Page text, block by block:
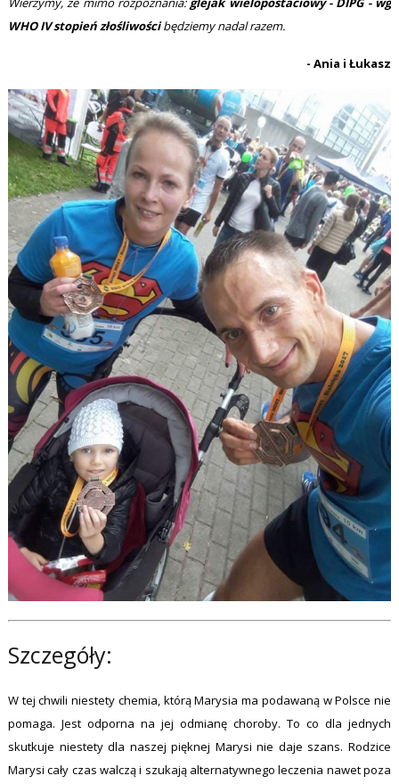
WHO IV stopień złośliwościbędziemy nadal razem.
- Ania i Łukasz
Szczegóły:
W tej chwili niestety chemia, którą Marysia ma podawaną w Polsce nie
pomaga. Jest odporna na jej odmianę choroby. To co dla jednych
skutkuje niestety dla naszej pięknej Marysi nie daje szans. Rodzice
Marysi cały czas walczą i szukają alternatywnego leczenia nawet poza